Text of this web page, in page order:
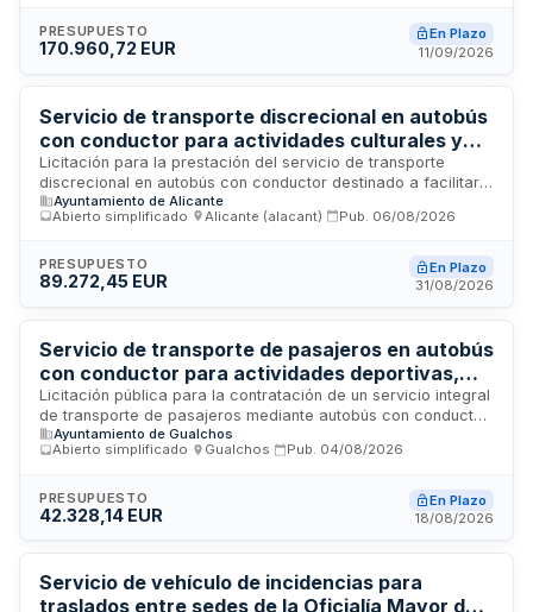
necesario para la ejecución correcta del servicio. La
facturación se realiza mensualmente de forma telemática,
PRESUPUESTO
170.960,72 EUR
En Plazo
11/09/2026
Servicio de transporte discrecional en autobús
con conductor para actividades culturales y
comunitarias de mayores en Alicante
Licitación para la prestación del servicio de transporte
discrecional en autobús con conductor destinado a facilitar
salidas culturales de los socios de los centros municipales
de mayores y el traslado de participantes en actividades
Ayuntamiento de Alicante. El contrato comprende dos lotes
diferenciados según el tipo de actividad y organismo
noviembre de dos mil veintiséis, prorrogable por un año
adicional.
Ayuntamiento de Alicante
Abierto simplificado
Alicante (alacant) Pub. 06/08/2026
PRESUPUESTO
89.272,45 EUR
En Plazo
31/08/2026
Servicio de transporte de pasajeros en autobús
con conductor para actividades deportivas,
comedor y acompañamiento escolar -
Ayuntamiento de Gualchos
Licitación pública para la contratación de un servicio integral
de transporte de pasajeros mediante autobús con conductor
destinado al desarrollo de actividades deportivas, servicios
de comedor y acompañamiento escolar durante el curso
requiere una solución de movilidad que garantice el
desplazamiento seguro de estudiantes hacia instalaciones
cualificado. El importe de la adjudicación asciende a
42.328,14 euros, cubriendo la operación durante el período
lectivo especificado.
Ayuntamiento de Gualchos
Abierto simplificado
Gualchos Pub. 04/08/2026
PRESUPUESTO
42.328,14 EUR
En Plazo
18/08/2026
Servicio de vehículo de incidencias para
traslados entre sedes de la Oficialía Mayor del